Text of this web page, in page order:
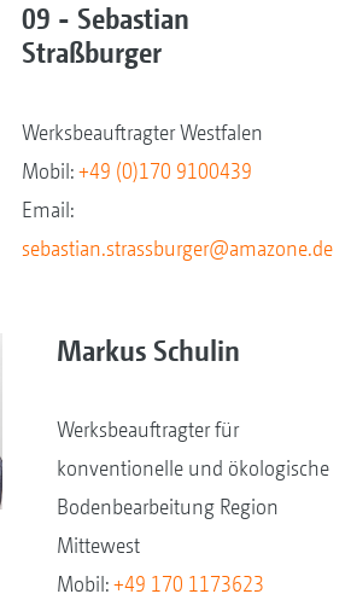
09 - Sebastian
Straßburger
Werksbeauftragter Westfalen
Mobil:+49 (0)170 9100439
Email:
sebastian.strassburger@amazone.de
Markus Schulin
Werksbeauftragter für
konventionelle und ökologische
Bodenbearbeitung Region
Mittewest
Mobil:+49 170 1173623